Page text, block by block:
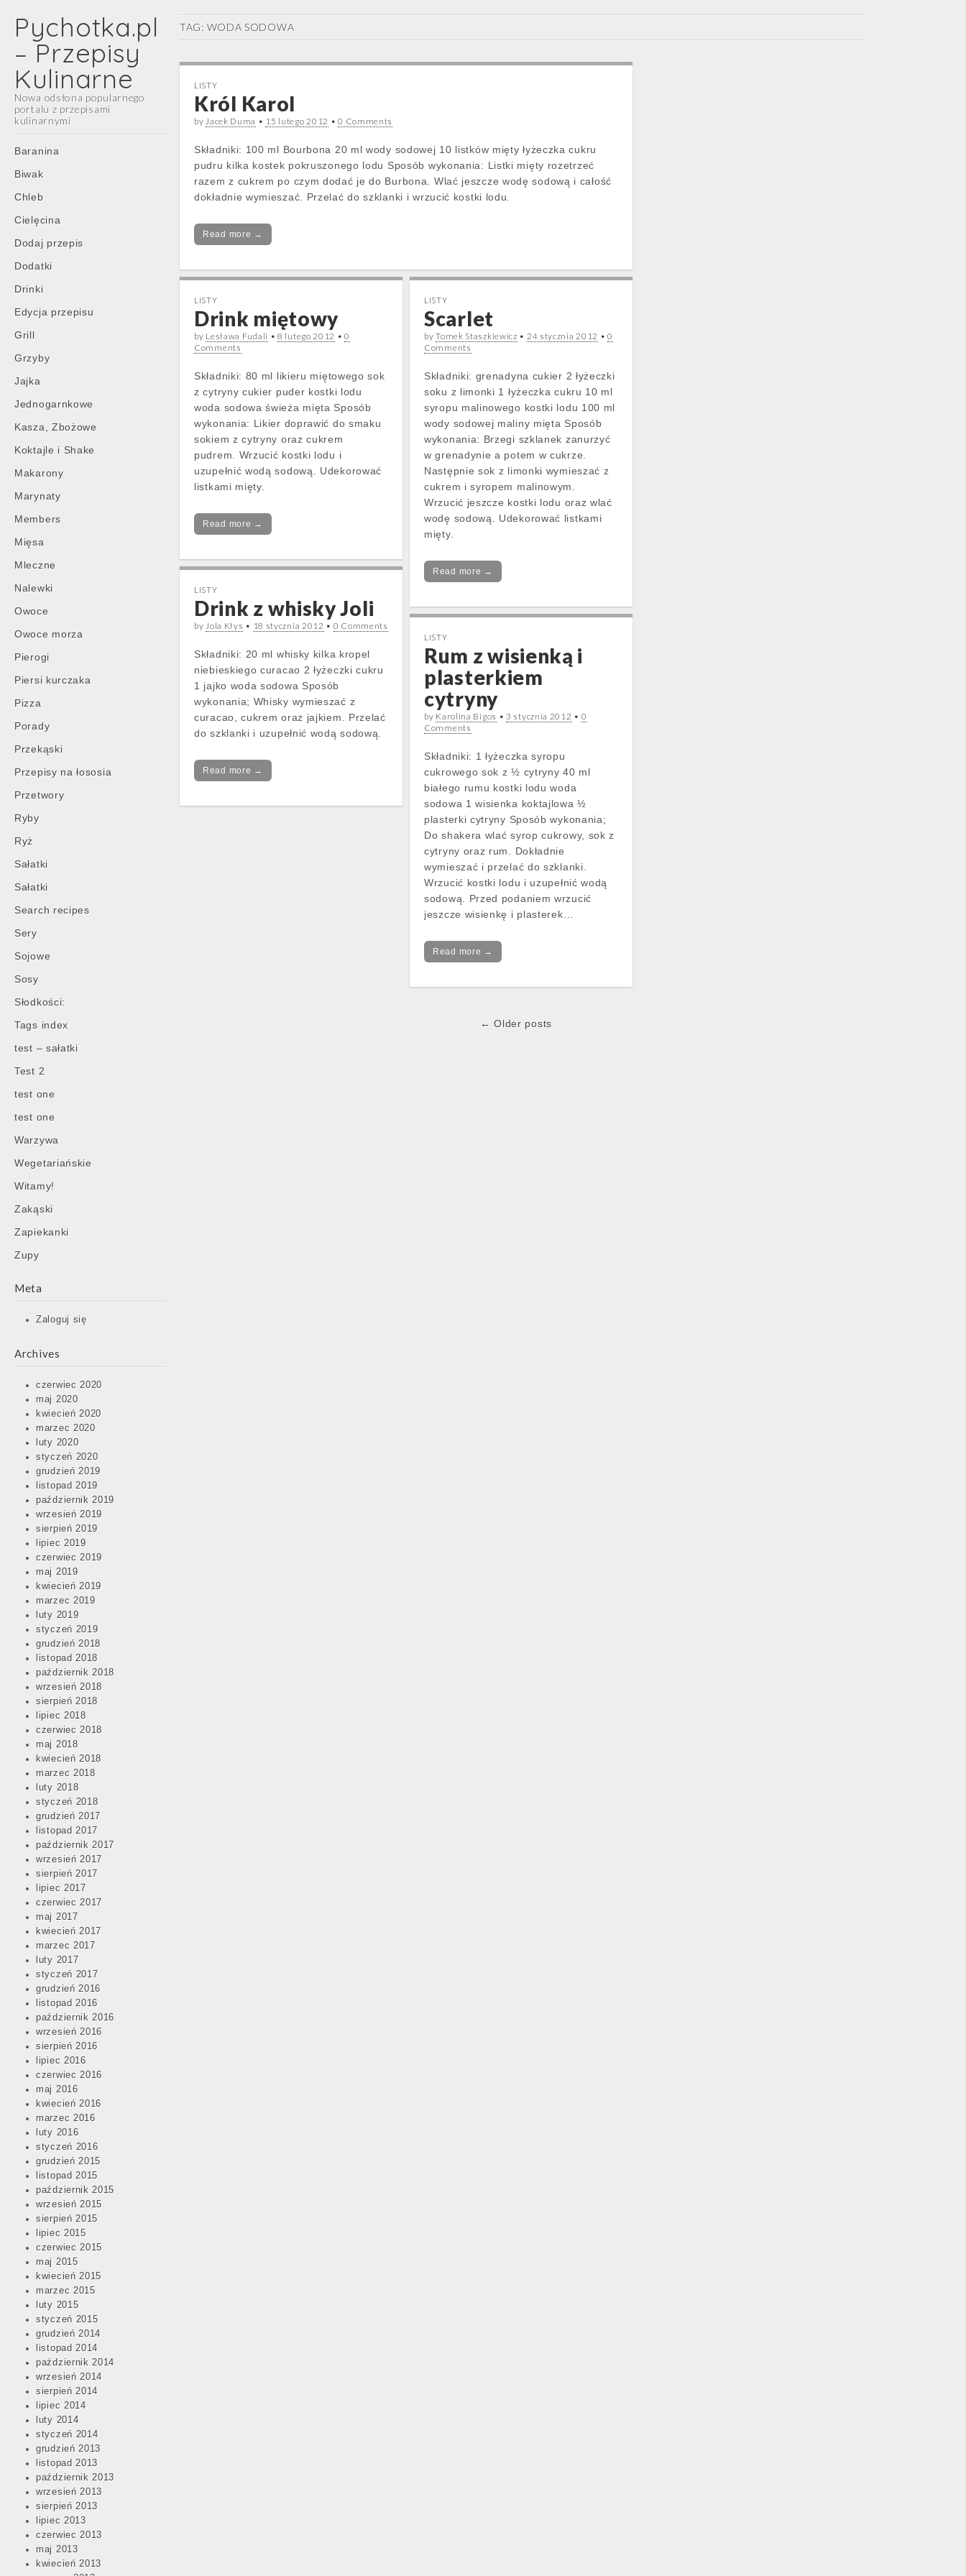
Pychotka.pl
– Przepisy
Kulinarne
Nowa odsłona popularnego
portalu z przepisami
kulinarnymi
Main
menu
Skip
content
Baranina
Biwak
Chleb
Cielęcina
Dodaj przepis
Dodatki
Drinki
Edycja przepisu
Grill
Grzyby
Jajka
Jednogarnkowe
Kasza, Zbożowe
Koktajle i Shake
Makarony
Marynaty
Members
Mięsa
Mleczne
Nalewki
Owoce
Owoce morza
Pierogi
Piersi kurczaka
Pizza
Porady
Przekąski
Przepisy na łososia
Przetwory
Ryby
Ryż
Sałatki
Sałatki
Search recipes
Sery
Sojowe
Sosy
Słodkości:
Tags index
test – sałatki
Test 2
test one
test one
Warzywa
Wegetariańskie
Witamy!
Zakąski
Zapiekanki
Zupy
Meta
Zaloguj się
Archives
czerwiec 2020
maj 2020
kwiecień 2020
marzec 2020
luty 2020
styczeń 2020
grudzień 2019
listopad 2019
październik 2019
wrzesień 2019
sierpień 2019
lipiec 2019
czerwiec 2019
maj 2019
kwiecień 2019
marzec 2019
luty 2019
styczeń 2019
grudzień 2018
listopad 2018
październik 2018
wrzesień 2018
sierpień 2018
lipiec 2018
czerwiec 2018
maj 2018
kwiecień 2018
marzec 2018
luty 2018
styczeń 2018
grudzień 2017
listopad 2017
październik 2017
wrzesień 2017
sierpień 2017
lipiec 2017
czerwiec 2017
maj 2017
kwiecień 2017
marzec 2017
luty 2017
styczeń 2017
grudzień 2016
listopad 2016
październik 2016
wrzesień 2016
sierpień 2016
lipiec 2016
czerwiec 2016
maj 2016
kwiecień 2016
marzec 2016
luty 2016
styczeń 2016
grudzień 2015
listopad 2015
październik 2015
wrzesień 2015
sierpień 2015
lipiec 2015
czerwiec 2015
maj 2015
kwiecień 2015
marzec 2015
luty 2015
styczeń 2015
grudzień 2014
listopad 2014
październik 2014
wrzesień 2014
sierpień 2014
lipiec 2014
luty 2014
styczeń 2014
grudzień 2013
listopad 2013
październik 2013
wrzesień 2013
sierpień 2013
lipiec 2013
czerwiec 2013
maj 2013
kwiecień 2013
TAG: WODA SODOWA
LISTY
Król Karol
byJacek Duma • 15 lutego 2012 •0 Comments
Składniki: 100 ml Bourbona 20 ml wody sodowej 10 listków mięty łyżeczka cukru
pudru kilka kostek pokruszonego lodu Sposób wykonania: Listki mięty rozetrzeć
razem z cukrem po czym dodać je do Burbona. Wlać jeszcze wodę sodową i całość
dokładnie wymieszać. Przelać do szklanki i wrzucić kostki lodu.
Read more →
LISTY
Drink miętowy
by Lesława Fudali •8 lutego 2012 •0
Comments
Składniki: 80 ml likieru miętowego sok
z cytryny cukier puder kostki lodu
woda sodowa świeża mięta Sposób
wykonania: Likier doprawić do smaku
sokiem z cytryny oraz cukrem
pudrem. Wrzucić kostki lodu i
uzupełnić wodą sodową. Udekorować
listkami mięty.
Read more →
LISTY
Scarlet
byTomek Staszkiewicz • 24 stycznia 2012 •0
Comments
Składniki: grenadyna cukier 2 łyżeczki
soku z limonki 1 łyżeczka cukru 10 ml
syropu malinowego kostki lodu 100 ml
wody sodowej maliny mięta Sposób
wykonania: Brzegi szklanek zanurzyć
w grenadynie a potem w cukrze.
Następnie sok z limonki wymieszać z
cukrem i syropem malinowym.
Wrzucić jeszcze kostki lodu oraz wlać
wodę sodową. Udekorować listkami
mięty.
Read more →
LISTY
Drink z whisky Joli
byJola Kłys • 18 stycznia 2012 • 0 Comments
Składniki: 20 ml whisky kilka kropel
niebieskiego curacao 2 łyżeczki cukru
1 jajko woda sodowa Sposób
wykonania; Whisky wymieszać z
curacao, cukrem oraz jajkiem. Przelać
do szklanki i uzupełnić wodą sodową.
Read more →
LISTY
Rum z wisienką i
plasterkiem
cytryny
by Karolina Bigos •3 stycznia 2012 • 0
Comments
Składniki: 1 łyżeczka syropu
cukrowego sok z ½ cytryny 40 ml
białego rumu kostki lodu woda
sodowa 1 wisienka koktajlowa ½
plasterki cytryny Sposób wykonania;
Do shakera wlać syrop cukrowy, sok z
cytryny oraz rum. Dokładnie
wymieszać i przelać do szklanki.
Wrzucić kostki lodu i uzupełnić wodą
sodową. Przed podaniem wrzucić
jeszcze wisienkę i plasterek…
Read more →
← Older posts